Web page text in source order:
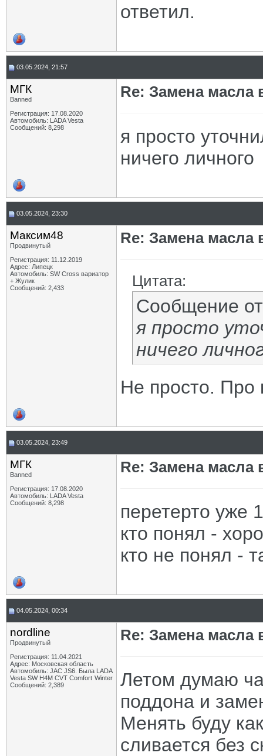
ответил.
03.05.2024, 21:57
МГК
Banned
Регистрация: 17.08.2020
Автомобиль: LADA Vesta
Сообщений: 8,298
Re: Замена масла
я просто
ничего личного
03.05.2024, 23:30
Максим48
Продвинутый
Регистрация: 11.12.2019
Адрес: Липецк
Автомобиль: SW Cross вариатор
+ Жулик
Сообщений: 2,433
Re: Замена масла
Цитата:
Сообщение
я просто
ничего
Не просто. Про
03.05.2024, 23:49
МГК
Banned
Регистрация: 17.08.2020
Автомобиль: LADA Vesta
Сообщений: 8,298
Re: Замена масла
перетерто уже
кто понял -
кто не понял -
04.05.2024, 00:34
nordline
Продвинутый
Регистрация: 11.04.2021
Адрес: Московская область
Автомобиль: JAC JS6. Была LADA
Vesta SW H4M CVT Comfort Winter
Сообщений: 2,389
Re: Замена масла
Летом думаю
поддона и
Менять буду
сливается без